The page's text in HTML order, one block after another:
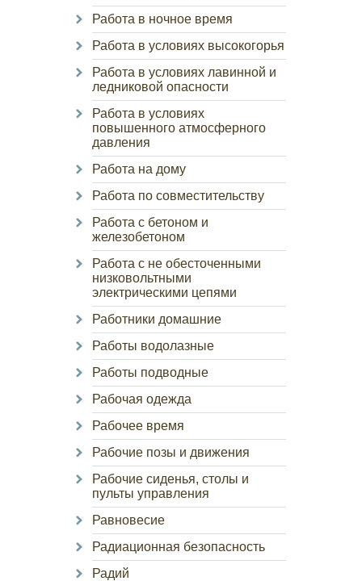
Работа в ночное время
Работа в условиях высокогорья
Работа в условиях лавинной и
ледниковой опасности
Работа в условиях
повышенного атмосферного
давления
Работа на дому
Работа по совместительству
Работа с бетоном и
железобетоном
Работа с не обесточенными
низковольтными
электрическими цепями
Работники домашние
Работы водолазные
Работы подводные
Рабочая одежда
Рабочее время
Рабочие позы и движения
Рабочие сиденья, столы и
пульты управления
Равновесие
Радиационная безопасность
Радий